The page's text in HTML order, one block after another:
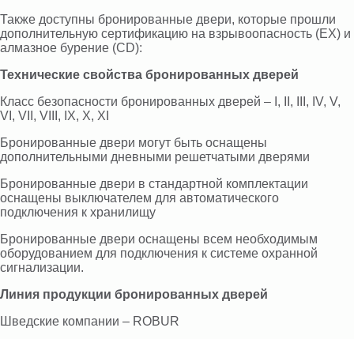
Также доступны бронированные двери, которые прошли
дополнительную сертификацию на взрывоопасность (EX) и
алмазное бурение (CD):
Технические свойства бронированных дверей
Класс безопасности бронированных дверей – I, II, III, IV, V,
VI, VII, VIII, IX, X, XI
Бронированные двери могут быть оснащены
дополнительными дневными решетчатыми дверями
Бронированные двери в стандартной комплектации
оснащены выключателем для автоматического
подключения к хранилищу
Бронированные двери оснащены всем необходимым
оборудованием для подключения к системе охранной
сигнализации.
Линия продукции бронированных дверей
Шведские компании – ROBUR